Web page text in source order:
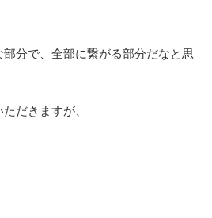
分で、全部に繋がる部分だなと思
だきますが、